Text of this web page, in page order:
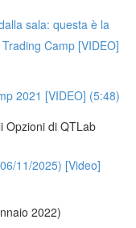
sala: questa è la
Camp [VIDEO]
2021 [VIDEO] (5:48)
Opzioni di QTLab
11/2025) [Video]
2022)